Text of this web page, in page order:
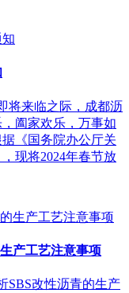
将来临之际，成都沥
阖家欢乐，万事如
《国务院办公厅关
现将2024年春节放
产工艺注意事项
SBS改性沥青的生产